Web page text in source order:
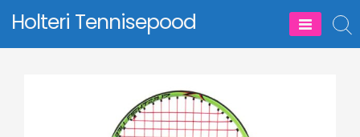
Holteri Tennisepood